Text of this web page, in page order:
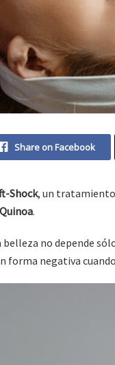
Share on Facebook
Shock, un
.
belleza no depende
forma negativa